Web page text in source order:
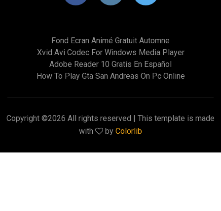
Fond Ecran Animé Gratuit Automne
Xvid Avi Codec For Windows Media Player
Adobe Reader 10 Gratis En Español
How To Play Gta San Andreas On Pc Online
Copyright ©2026 All rights reserved | This template is made
with
by Colorlib